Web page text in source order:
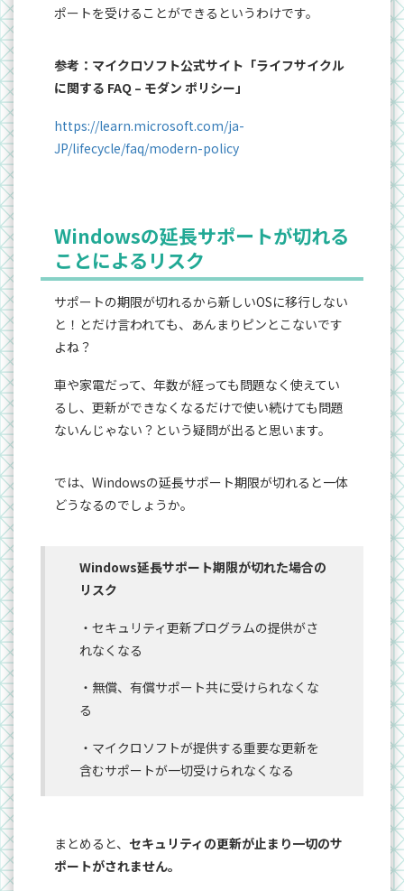
ポートを受けることができるというわけです。
参考：マイクロソフト公式サイト「ライフサイクル
に関する FAQ – モダン ポリシー」
https://learn.microsoft.com/ja-
JP/lifecycle/faq/modern-policy
Windowsの延長サポートが切れる
ことによるリスク
サポートの期限が切れるから新しいOSに移行しない
と！とだけ言われても、あんまりピンとこないです
よね？
車や家電だって、年数が経っても問題なく使えてい
るし、更新ができなくなるだけで使い続けても問題
ないんじゃない？という疑問が出ると思います。
では、Windowsの延長サポート期限が切れると一体
どうなるのでしょうか。
Windows延長サポート期限が切れた場合の
リスク
・セキュリティ更新プログラムの提供がさ
れなくなる
・無償、有償サポート共に受けられなくな
る
・マイクロソフトが提供する重要な更新を
含むサポートが一切受けられなくなる
まとめると、 セキュリティの更新が止まり一切のサ
ポートがされません。